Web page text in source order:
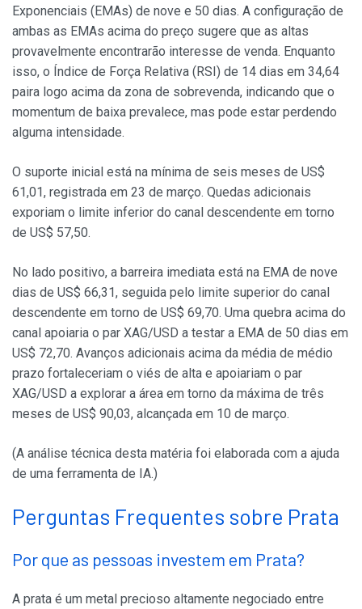
Exponenciais (EMAs) de nove e 50 dias. A configuração de
ambas as EMAs acima do preço sugere que as altas
provavelmente encontrarão interesse de venda. Enquanto
isso, o Índice de Força Relativa (RSI) de 14 dias em 34,64
paira logo acima da zona de sobrevenda, indicando que o
momentum de baixa prevalece, mas pode estar perdendo
alguma intensidade.
O suporte inicial está na mínima de seis meses de US$
61,01, registrada em 23 de março. Quedas adicionais
exporiam o limite inferior do canal descendente em torno
de US$ 57,50.
No lado positivo, a barreira imediata está na EMA de nove
dias de US$ 66,31, seguida pelo limite superior do canal
descendente em torno de US$ 69,70. Uma quebra acima do
canal apoiaria o par XAG/USD a testar a EMA de 50 dias em
US$ 72,70. Avanços adicionais acima da média de médio
prazo fortaleceriam o viés de alta e apoiariam o par
XAG/USD a explorar a área em torno da máxima de três
meses de US$ 90,03, alcançada em 10 de março.
(A análise técnica desta matéria foi elaborada com a ajuda
de uma ferramenta de IA.)
Perguntas Frequentes sobre Prata
Por que as pessoas investem em Prata?
A prata é um metal precioso altamente negociado entre